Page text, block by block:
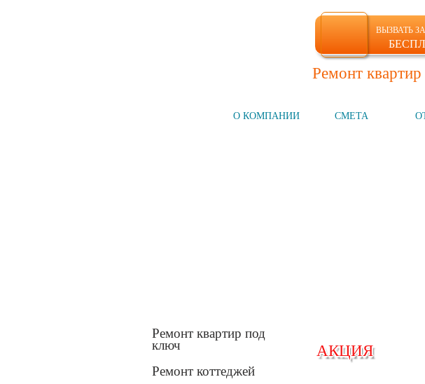
ВЫЗВАТЬ
Ремонт
О КОМПАНИИ СМЕТА
АКЦИЯ
АКЦИЯ
Ремонт квартир под
ключ
Ремонт коттеджей